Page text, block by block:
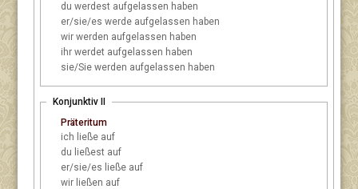
du
werdest aufgelassen haben
er/sie/es
werde aufgelassen haben
wir
werden aufgelassen haben
ihr
werdet aufgelassen haben
sie/Sie
werden aufgelassen haben
Konjunktiv II
Präteritum
ich ließe auf
du ließest auf
er/sie/es ließe auf
wir ließen auf